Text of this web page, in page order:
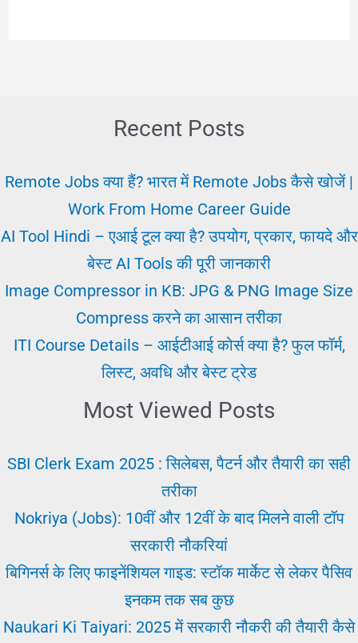
क्या
नंबर,
कैलकुलेशन
पूरी
Recent Posts
Remote Jobs क्या हैं? भारत में Remote Jobs कैसे खोजें |
Work From Home Career Guide
AI Tool Hindi – एआई टूल क्या है? उपयोग, प्रकार, फायदे और
बेस्ट AI Tools की पूरी जानकारी
Image Compressor in KB: JPG & PNG Image Size
Compress करने का आसान तरीका
ITI Course Details – आईटीआई कोर्स क्या है? फुल फॉर्म,
लिस्ट, अवधि और बेस्ट ट्रेड
Most Viewed Posts
SBI Clerk Exam 2025 : सिलेबस, पैटर्न और तैयारी का सही
तरीका
Nokriya (Jobs): 10वीं और 12वीं के बाद मिलने वाली टॉप
सरकारी नौकरियां
बिगिनर्स के लिए फाइनेंशियल गाइड: स्टॉक मार्केट से लेकर पैसिव
इनकम तक सब कुछ
Naukari Ki Taiyari: 2025 में सरकारी नौकरी की तैयारी कैसे